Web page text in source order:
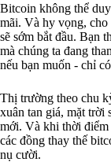
Bitcoin không thể
mãi. Và hy vọng, cho
sẽ sớm bắt đầu. Bạn
mà chúng ta đang
nếu bạn muốn - chỉ
Thị trường theo chu
xuân tan giá, mặt trời
mới. Và khi thời
các đồng thay thế
nụ cười.